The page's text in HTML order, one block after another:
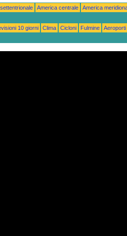
America centrale
America
10 giorni Clima Cicloni Fulmine
Aeroporti